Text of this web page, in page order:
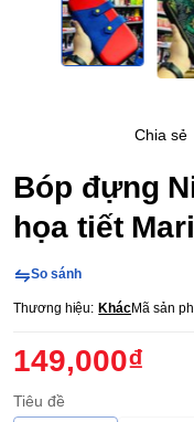
Chia sẻ
Bóp đựng
họa tiết
So sánh
Thương hiệu: KhácMã sản
149,000₫
Tiêu đề